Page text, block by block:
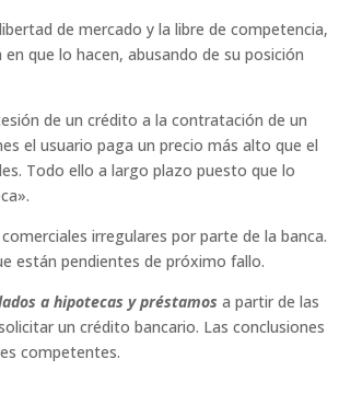
de mercado y la libre de competencia,
que lo hacen, abusando de su posición
de un crédito a la contratación de un
el usuario paga un precio más alto que el
Todo ello a largo plazo puesto que lo
irregulares por parte de la banca.
están pendientes de próximo fallo.
a hipotecas y préstamos a partir de las
un crédito bancario. Las conclusiones
competentes.